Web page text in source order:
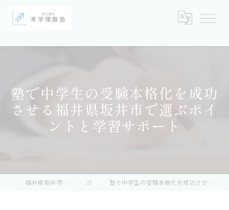
塾で中学生の受験本格化を成功
させる福井県坂井市で選ぶポイ
ントと学習サポート
福井県坂井市の塾なら考学理数塾 コラム 塾で中学生の受験本格化を成功させる福井県坂井市で選ぶポイントと学習サポート